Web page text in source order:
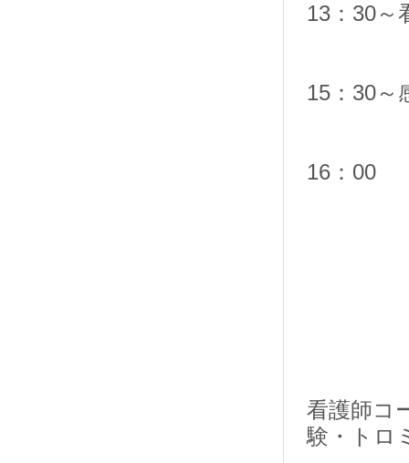
13：30～
15：30～
16：00
看護師コ
験・トロ